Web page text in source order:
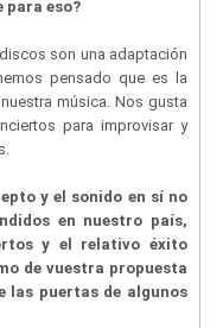
para eso?
son una adaptación
pensado que es la
música. Nos gusta
para improvisar y
y el sonido en sí no
en nuestro país,
y el relativo éxito
de vuestra propuesta
las puertas de algunos